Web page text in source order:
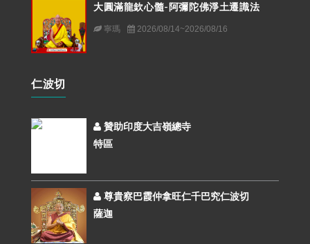
大圓滿龍欽心髓-阿彌陀佛淨土遷識法
寧瑪 2026/08/14~2026/08/16
仁波切
贊助印度大吉嶺總寺
特區
尊貴察巴霞仲拿旺仁千巴究仁波切
薩迦